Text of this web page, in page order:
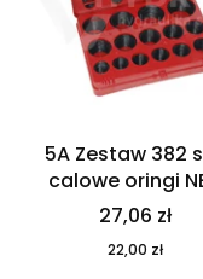
5A Zestaw 382
calowe oringi
27,06 zł
22,00 zł